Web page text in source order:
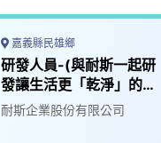
嘉義縣民雄鄉
研發人員-(與耐斯一起研
發讓生活更「乾淨」的未
來)2
耐斯企業股份有限公司